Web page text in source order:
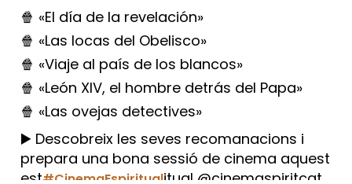
🍿 «El día de la revelación»
🍿 «Las locas del Obelisco»
🍿 «Viaje al país de los blancos»
🍿 «León XIV, el hombre detrás del Papa»
🍿 «Las ovejas detectives»
▶️ Descobreix les seves recomanacions i
prepara una bona sessió de cinema aquest
est#CinemaEspiritualitual @cinemaspiritcat